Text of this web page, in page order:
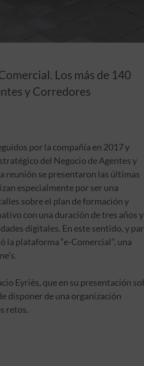
Los más de 140
y Corredores
por la compañía en 2017 y
del Negocio de Agentes y
reunión se presentaron las últimas
especialmente por ser una
sobre el plan de formación y
con una duración de tres años y
digitales. En este sentido, y
la plataforma “e-Comercial”, una
Eyriès, que en su presentación
disponer de una organización
retos.